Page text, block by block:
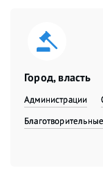
Город, власть
Администрации